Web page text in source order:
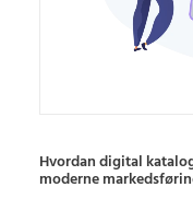
Hvordan digital
moderne